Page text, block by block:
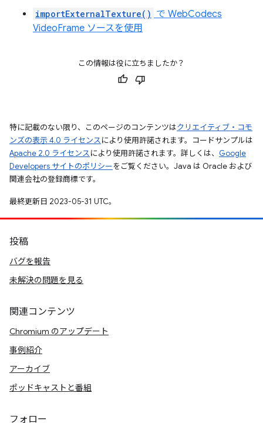
importExternalTexture() で WebCodecs
VideoFrame ソースを使用
この情報は役に立ちましたか？
特に記載のない限り、このページのコンテンツはクリエイティブ・コモ
ンズの表示 4.0 ライセンスにより使用許諾されます。コードサンプルは
Apache 2.0 ライセンスにより使用許諾されます。詳しくは、 Google
Developers サイトのポリシーをご覧ください。Java は Oracle および
関連会社の登録商標です。
最終更新日 2023-05-31 UTC。
投稿
バグを報告
未解決の問題を見る
関連コンテンツ
Chromium のアップデート
事例紹介
アーカイブ
ポッドキャストと番組
フォロー